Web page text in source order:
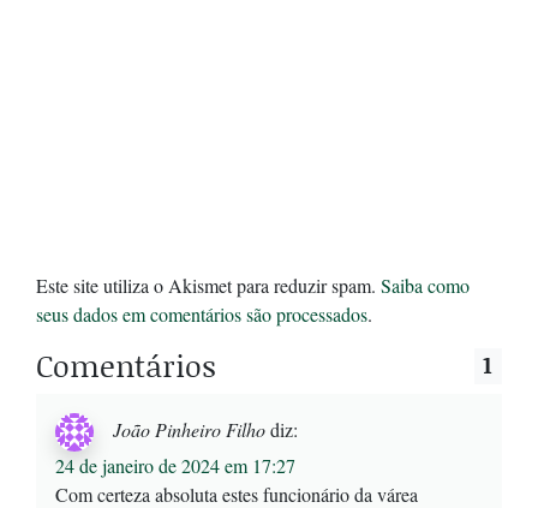
Este site utiliza o Akismet para reduzir spam. Saiba como
seus dados em comentários são processados.
Comentários 1
João Pinheiro Filhodiz:
24 de janeiro de 2024 em 17:27
Com certeza absoluta estes funcionário da várea